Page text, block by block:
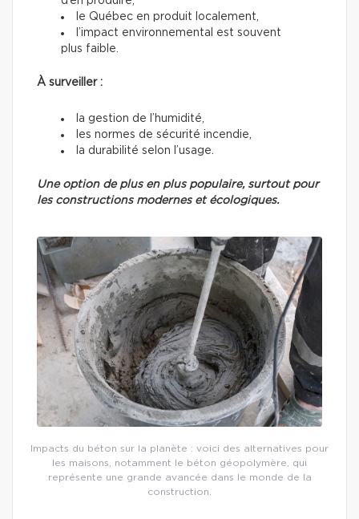
le Québec en produit localement,
l’impact environnemental est souvent
plus faible.
À surveiller :
la gestion de l’humidité,
les normes de sécurité incendie,
la durabilité selon l’usage.
Une option de plus en plus populaire, surtout pour
les constructions modernes et écologiques.
Impacts du béton sur la planète : voici des alternatives pour
les maisons, notamment le béton géopolymère, qui
représente une grande avancée dans le monde de la
construction.